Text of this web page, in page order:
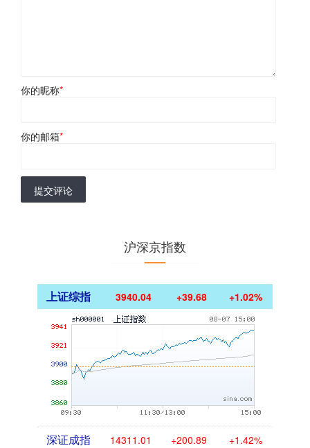
你的昵称*
你的邮箱*
提交评论
沪深京指数
上证综指 3940.04 +39.68 +1.02%
深证成指 14311.01 +200.89 +1.42%